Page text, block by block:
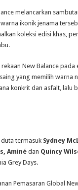
melancarkan
ikonik jenama
koleksi edisi khas,
New Balance
yang memilih warna
konkrit dan asfalt, lalu
termasuk Sydney
Aminédan Quincy
Grey Days.
Pemasaran Global